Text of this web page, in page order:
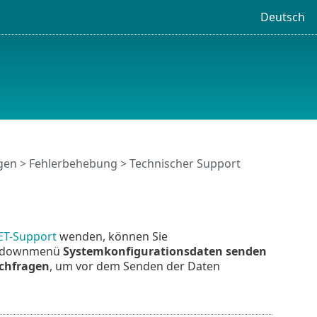
Deutsch
> Fehlerbehebung > Technischer Support
Supportwenden, können Sie
Systemkonfigurationsdaten senden
, um vor dem Senden der Daten